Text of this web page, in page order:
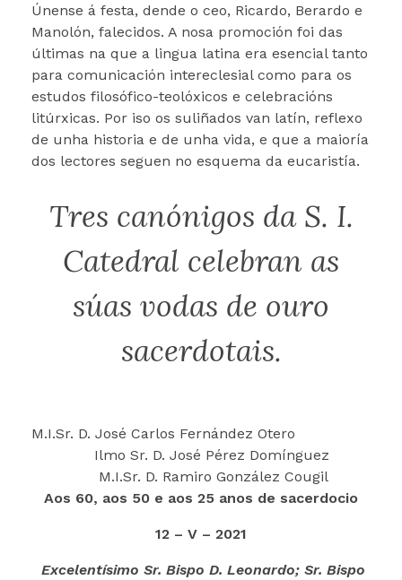
Únense á festa, dende o ceo, Ricardo, Berardo e
Manolón, falecidos. A nosa promoción foi das
últimas na que a lingua latina era esencial tanto
para comunicación intereclesial como para os
estudos filosófico-teolóxicos e celebracións
litúrxicas. Por iso os suliñados van latín, reflexo
de unha historia e de unha vida, e que a maioría
dos lectores seguen no esquema da eucaristía.
Tres canónigos da S. I.
Catedral celebran as
súas vodas de ouro
sacerdotais.
M.I.Sr. D. José Carlos Fernández Otero
Ilmo Sr. D. José Pérez Domínguez
M.I.Sr. D. Ramiro González Cougil
Aos 60, aos 50 e aos 25 anos de sacerdocio
12 – V – 2021
Excelentísimo Sr. Bispo D. Leonardo; Sr. Bispo